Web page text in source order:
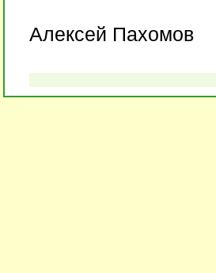
Алексей Пахомов